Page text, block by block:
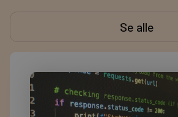
Se alle